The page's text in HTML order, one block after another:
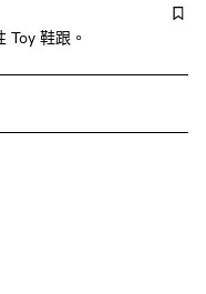
Toy 鞋跟。